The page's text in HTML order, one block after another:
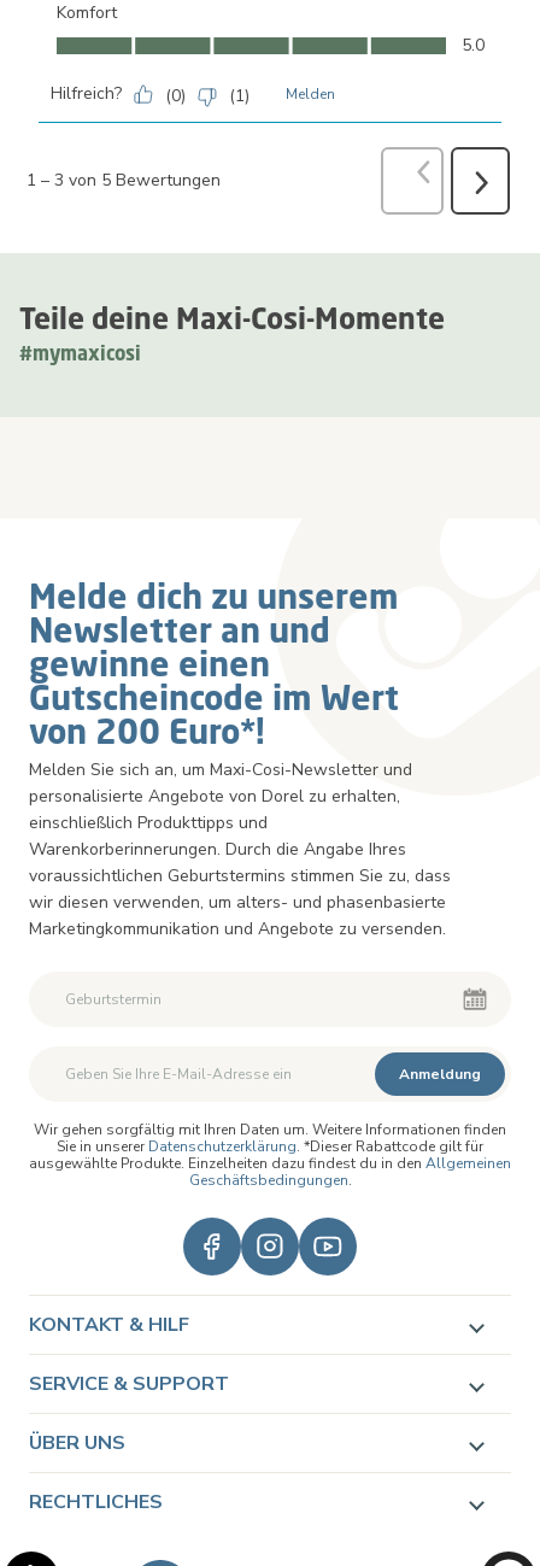
Teile deine Maxi-Cosi-Momente
#mymaxicosi
Komfort
Komfort, 5.0 von 5
5.0
Hilfreich? (0) (1) Melden
1 – 3 von 5 Bewertungen Zurück
Weiter
Melde dich zu unserem
Newsletter an und
gewinne einen
Gutscheincode im Wert
von 200 Euro*!
Melden Sie sich an, um Maxi-Cosi-Newsletter und
personalisierte Angebote von Dorel zu erhalten,
einschließlich Produkttipps und
Warenkorberinnerungen. Durch die Angabe Ihres
voraussichtlichen Geburtstermins stimmen Sie zu, dass
wir diesen verwenden, um alters- und phasenbasierte
Marketingkommunikation und Angebote zu versenden.
Zweiter Vorname
Anmeldung
Wir gehen sorgfältig mit Ihren Daten um. Weitere Informationen finden
Sie in unserer Datenschutzerklärung. *Dieser Rabattcode gilt für
ausgewählte Produkte. Einzelheiten dazu findest du in den Allgemeinen
Geschäftsbedingungen.
KONTAKT & HILF
SERVICE & SUPPORT
ÜBER UNS
RECHTLICHES